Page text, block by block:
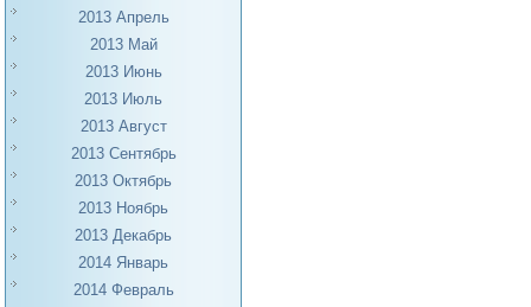
2013 Апрель
2013 Май
2013 Июнь
2013 Июль
2013 Август
2013 Сентябрь
2013 Октябрь
2013 Ноябрь
2013 Декабрь
2014 Январь
2014 Февраль